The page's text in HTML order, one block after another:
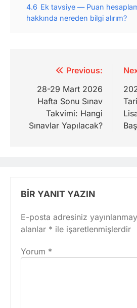
4.6 Ek tavsiye — Puan
hakkında nereden bilgi alırım?
gezinmesi
Previous:
28-29 Mart 2026
Hafta Sonu Sınav
Takvimi: Hangi
Sınavlar Yapılacak?
BIR YANIT YAZIN
E-posta adresiniz
alanlar * ile işaretlenmişlerdir
Yorum *